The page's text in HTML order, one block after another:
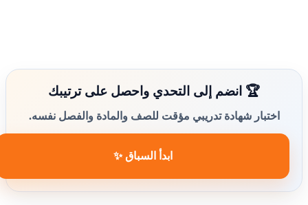
🏆 انضم إلى التحدي واحصل على ترتيبك
اختبار شهادة تدريبي مؤقت للصف والمادة والفصل نفسه.
ابدأ السباق ✨